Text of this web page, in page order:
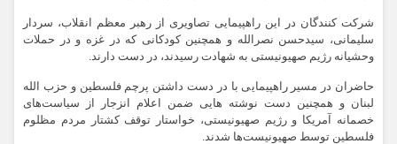
شرکت کنندگان در این راهپیمایی تصاویری از رهبر معظم انقلاب، سردار
سلیمانی، سیدحسن نصرالله و همچنین کودکانی که در غزه و در حملات
وحشیانه رژیم صهیونیستی به شهادت رسیدند، در دست دارند.
حاضران در مسیر راهپیمایی با در دست داشتن پرچم فلسطین و حزب الله
لبنان و همچنین دست نوشته هایی ضمن اعلام انزجار از سیاست‌های
خصمانه آمریکا و رژیم صهیونیستی، خواستار توقف کشتار مردم مظلوم
فلسطین توسط صهیونیست‌ها شدند.